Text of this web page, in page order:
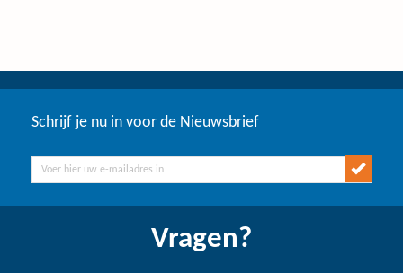
Schrijf je nu in voor de Nieuwsbrief
Vragen?